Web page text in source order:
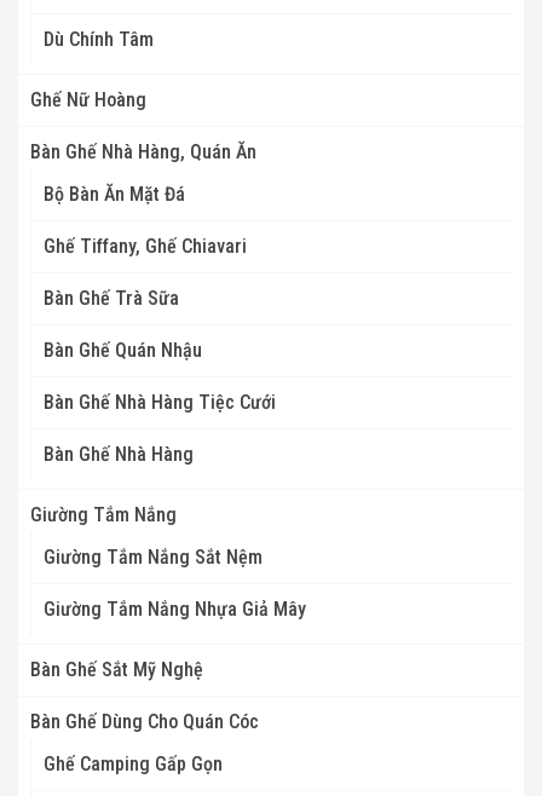
Dù Chính Tâm
Ghế Nữ Hoàng
Bàn Ghế Nhà Hàng, Quán Ăn
Bộ Bàn Ăn Mặt Đá
Ghế Tiffany, Ghế Chiavari
Bàn Ghế Trà Sữa
Bàn Ghế Quán Nhậu
Bàn Ghế Nhà Hàng Tiệc Cưới
Bàn Ghế Nhà Hàng
Giường Tắm Nắng
Giường Tắm Nắng Sắt Nệm
Giường Tắm Nắng Nhựa Giả Mây
Bàn Ghế Sắt Mỹ Nghệ
Bàn Ghế Dùng Cho Quán Cóc
Ghế Camping Gấp Gọn